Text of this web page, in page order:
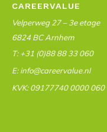
CAREERVALUE
Velperweg 27 – 3e etage
6824 BC Arnhem
T: +31 (0)88 88 33 060
E: info@careervalue.nl
KVK: 09177740 0000 060